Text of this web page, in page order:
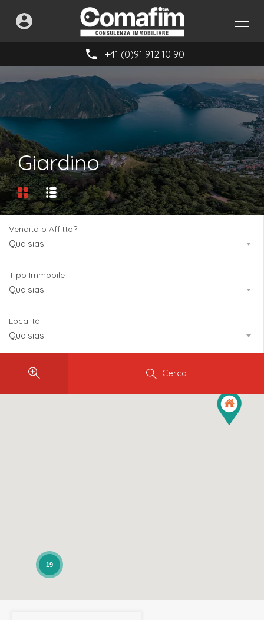
+41 (0)91 912 10 90
Giardino
Vendita o Affitto?
Qualsiasi
Tipo Immobile
Qualsiasi
Località
Qualsiasi
Cerca
19